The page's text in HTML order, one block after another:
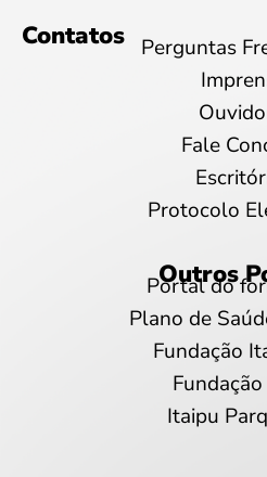
Contatos
Perguntas
Fale
Protocolo
Outros
Portal do
Plano de
Fundação
Itaipu